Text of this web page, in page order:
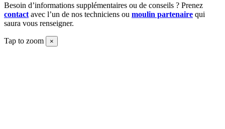
Besoin d’informations supplémentaires ou de conseils ? Prenez
contact avec l’un de nos techniciens ou moulin partenaire qui
saura vous renseigner.
Tap to zoom ×